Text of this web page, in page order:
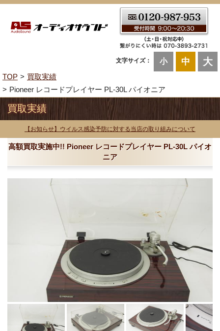
文字サイズ： 小 中 大
TOP
買取実績
Pioneer レコードプレイヤー PL-30L パイオニア
買取実績
【お知らせ】ウイルス感染予防に対する当店の取り組みについて
高額買取実施中!! Pioneer レコードプレイヤー PL-30L パイオ
ニア